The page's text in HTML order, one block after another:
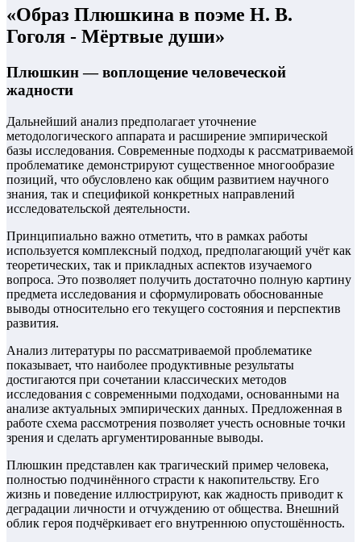
«Образ Плюшкина в поэме Н. В.
Гоголя - Мёртвые души»
Плюшкин — воплощение человеческой
жадности
Дальнейший анализ предполагает уточнение
методологического аппарата и расширение эмпирической
базы исследования. Современные подходы к рассматриваемой
проблематике демонстрируют существенное многообразие
позиций, что обусловлено как общим развитием научного
знания, так и спецификой конкретных направлений
исследовательской деятельности.
Принципиально важно отметить, что в рамках работы
используется комплексный подход, предполагающий учёт как
теоретических, так и прикладных аспектов изучаемого
вопроса. Это позволяет получить достаточно полную картину
предмета исследования и сформулировать обоснованные
выводы относительно его текущего состояния и перспектив
развития.
Анализ литературы по рассматриваемой проблематике
показывает, что наиболее продуктивные результаты
достигаются при сочетании классических методов
исследования с современными подходами, основанными на
анализе актуальных эмпирических данных. Предложенная в
работе схема рассмотрения позволяет учесть основные точки
зрения и сделать аргументированные выводы.
Плюшкин представлен как трагический пример человека,
полностью подчинённого страсти к накопительству. Его
жизнь и поведение иллюстрируют, как жадность приводит к
деградации личности и отчуждению от общества. Внешний
облик героя подчёркивает его внутреннюю опустошённость.